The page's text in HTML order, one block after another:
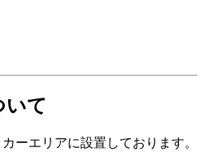
いて
ーエリアに設置しております。